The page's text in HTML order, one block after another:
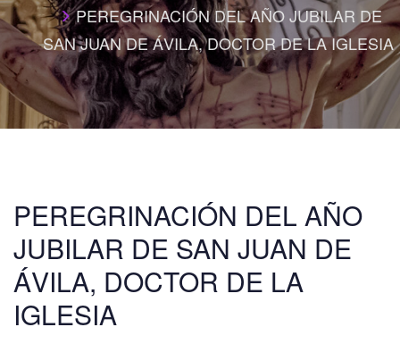
i
a
t
i
PEREGRINACIÓN DEL AÑO JUBILAR DE
SAN JUAN DE ÁVILA, DOCTOR DE LA IGLESIA
PEREGRINACIÓN DEL AÑO
JUBILAR DE SAN JUAN DE
ÁVILA, DOCTOR DE LA
IGLESIA